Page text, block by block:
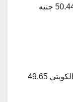
حقق سعر الدينار الكويتى فى بنك عودة 50.44 جنيه
بلغ سعر الدينار الكويتى فى البنك الأهلي الكويتي 49.65